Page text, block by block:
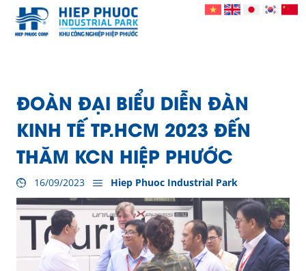
ĐOÀN ĐẠI BIỂU DIỄN ĐÀN
KINH TẾ TP.HCM 2023 ĐẾN
THĂM KCN HIỆP PHƯỚC
16/09/2023 Hiep Phuoc Industrial Park